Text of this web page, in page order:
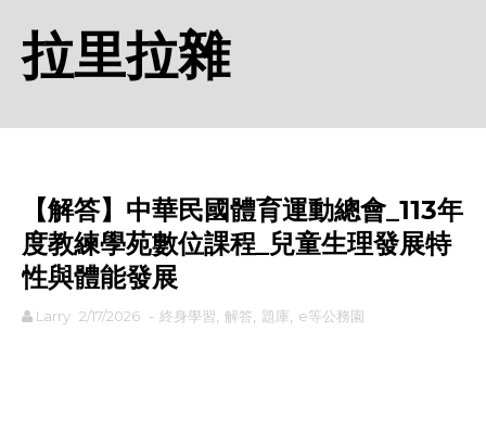
拉里拉雜
【解答】中華民國體育運動總會_113年
度教練學苑數位課程_兒童生理發展特
性與體能發展
Larry 2/17/2026 - 終身學習 解答 題庫 e等公務園